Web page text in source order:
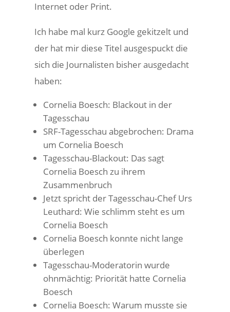
Internet oder Print.
Ich habe mal kurz Google gekitzelt und
der hat mir diese Titel ausgespuckt die
sich die Journalisten bisher ausgedacht
haben:
Cornelia Boesch: Blackout in der
Tagesschau
SRF-Tagesschau abgebrochen: Drama
um Cornelia Boesch
Tagesschau-Blackout: Das sagt
Cornelia Boesch zu ihrem
Zusammenbruch
Jetzt spricht der Tagesschau-Chef Urs
Leuthard: Wie schlimm steht es um
Cornelia Boesch
Cornelia Boesch konnte nicht lange
überlegen
Tagesschau-Moderatorin wurde
ohnmächtig: Priorität hatte Cornelia
Boesch
Cornelia Boesch: Warum musste sie